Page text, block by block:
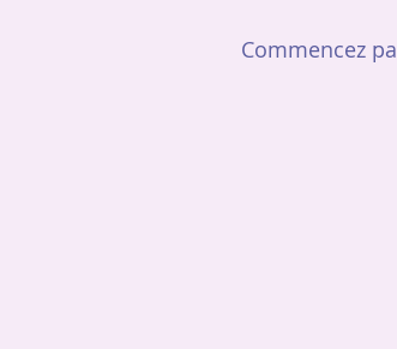
Commencez